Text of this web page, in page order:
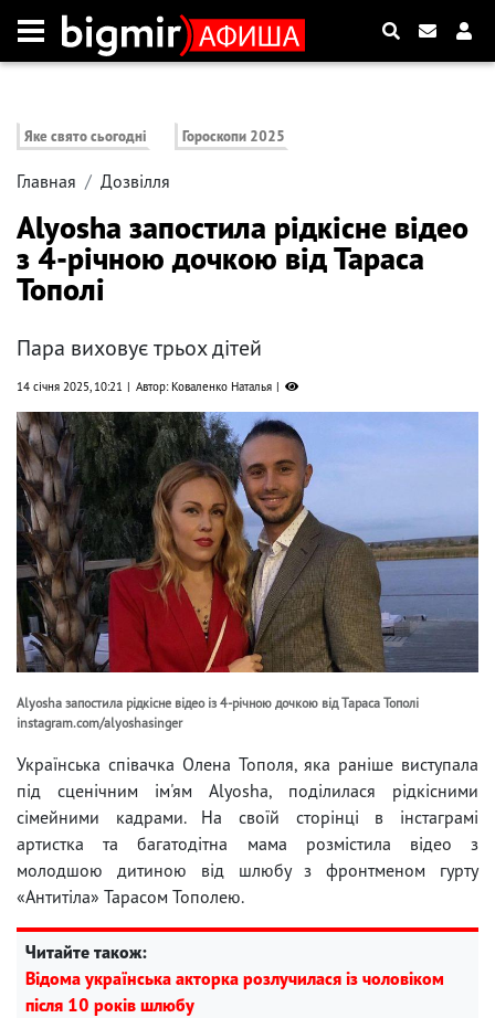
Яке свято сьогодні Гороскопи 2025
Главная Дозвілля
Alyosha запостила рідкісне відео
з 4-річною дочкою від Тараса
Тополі
Пара виховує трьох дітей
14 січня 2025, 10:21 Автор: Коваленко Наталья
Alyosha запостила рідкісне відео із 4-річною дочкою від Тараса Тополі
instagram.com/alyoshasinger
Українська співачка Олена Тополя, яка раніше виступала
під сценічним ім'ям Alyosha, поділилася рідкісними
сімейними кадрами. На своїй сторінці в інстаграмі
артистка та багатодітна мама розмістила відео з
молодшою ​​дитиною від шлюбу з фронтменом гурту
«Антитіла» Тарасом Тополею.
Читайте також:
Відома українська акторка розлучилася із чоловіком
після 10 років шлюбу